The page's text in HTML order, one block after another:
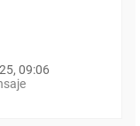
09:06